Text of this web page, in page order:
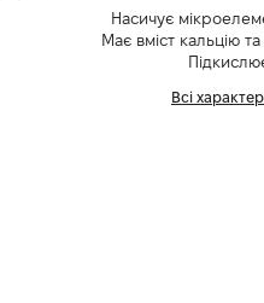
Насичує
Має вміст кальцію
Всі